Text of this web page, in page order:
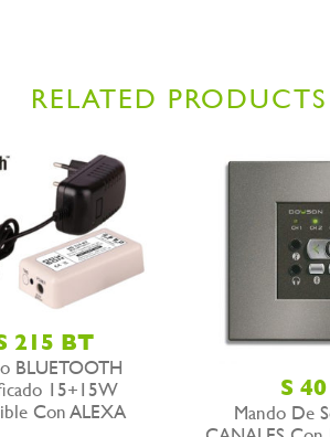
RELATED PRODUCTS
215 BT
BLUETOOTH
15+15W
Con ALEXA
S
Mando De